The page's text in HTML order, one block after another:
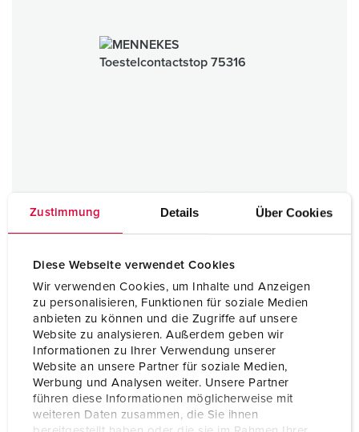
Zustimmung Details Über Cookies
Diese Webseite verwendet Cookies
Wir verwenden Cookies, um Inhalte und Anzeigen
zu personalisieren, Funktionen für soziale Medien
anbieten zu können und die Zugriffe auf unsere
Website zu analysieren. Außerdem geben wir
Informationen zu Ihrer Verwendung unserer
Website an unsere Partner für soziale Medien,
Werbung und Analysen weiter. Unsere Partner
führen diese Informationen möglicherweise mit
weiteren Daten zusammen, die Sie ihnen
Toestelcontactstop
200 A
1 ARTIKELEN